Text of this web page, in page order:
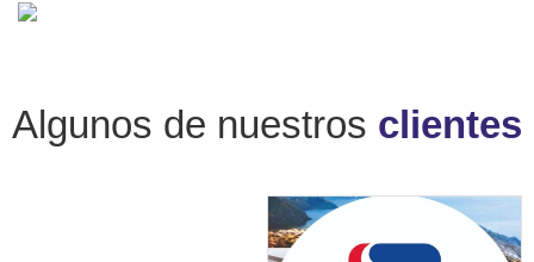
Algunos de nuestros clientes